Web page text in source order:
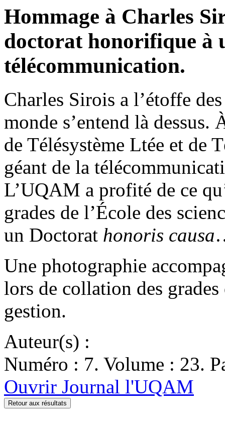
Hommage à Charles
doctorat honorifique à
télécommunication.
Charles Sirois a l’étoffe
monde s’entend là dessus.
de Télésystème Ltée et de
géant de la
L’UQAM a profité de ce
grades de l’École des
un Doctorat honoris causa
Une photographie
lors de collation des grades
gestion.
Auteur(s) :
Numéro : 7. Volume : 23.
Ouvrir Journal l'UQAM
Retour aux résultats